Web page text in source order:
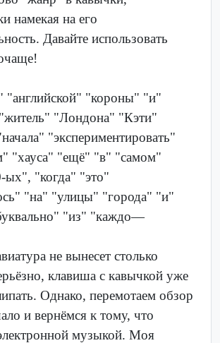
намекая на его
Давайте использовать
"английской" "короны" "и"
"Лондона" "Кэти"
"экспериментировать"
"хауса" "ещё" "в" "самом"
ых", "когда" "это"
"на" "улицы" "города" "и"
"из" "каждо—
не вынесет столько
клавиша с кавычкой уже
Однако, перемотаем обзор
и вернёмся к тому, что
музыкой. Моя